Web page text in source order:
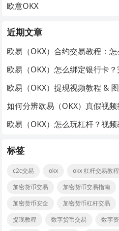
欧意OKX
近期文章
欧易（OKX）合约交易教程：怎
欧易（OKX）怎么绑定银行卡
欧易（OKX）提现视频教程 &
如何分辨欧易（OKX）真假视
欧易（OKX）怎么玩杠杆？视
标签
c2c交易 okx okx 杠杆交易教程
加密货币交易
加密货币交易指南
加密货币安全
加密货币杠杆交易
提现教程
数字货币交易 数字